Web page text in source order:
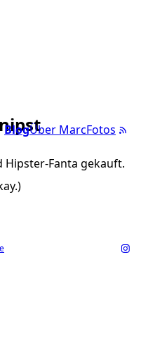
BlogÜber MarcFotos
Hipster-Fanta gekauft.